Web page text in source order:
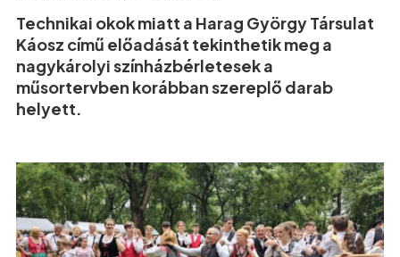
Technikai okok miatt a Harag György Társulat
Káosz című előadását tekinthetik meg a
nagykárolyi színházbérletesek a
műsortervben korábban szereplő darab
helyett.